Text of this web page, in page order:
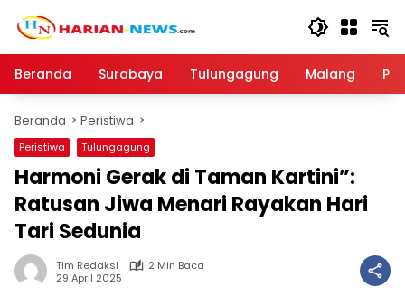
Beranda
Surabaya Tulungagung Malang
Beranda Peristiwa
Peristiwa Tulungagung
Harmoni Gerak di Taman Kartini”:
Ratusan Jiwa Menari Rayakan Hari
Tari Sedunia
Tim Redaksi
2 Min Baca
29 April 2025